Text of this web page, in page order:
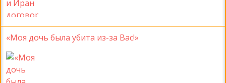
«Моя дочь была убита из-за Вас!»